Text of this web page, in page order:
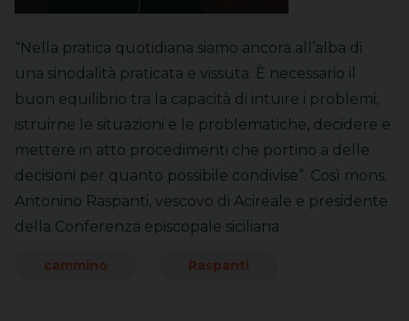
“Nella pratica quotidiana siamo ancora all’alba di
una sinodalità praticata e vissuta. È necessario il
buon equilibrio tra la capacità di intuire i problemi,
istruirne le situazioni e le problematiche, decidere e
mettere in atto procedimenti che portino a delle
decisioni per quanto possibile condivise”. Così mons.
Antonino Raspanti, vescovo di Acireale e presidente
della Conferenza episcopale siciliana
cammino Raspanti